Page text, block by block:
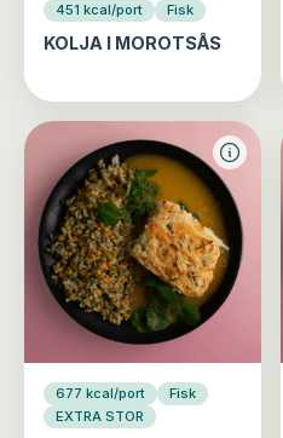
451 kcal/port Fisk
KOLJA I MOROTSÅS
677 kcal/port
Fisk
EXTRA STOR